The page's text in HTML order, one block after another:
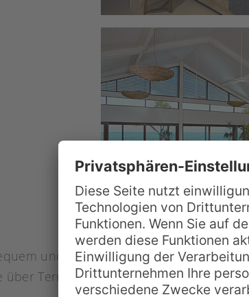
und individuell eingerichtet,
über Terrassen bzw. Balkone. Die